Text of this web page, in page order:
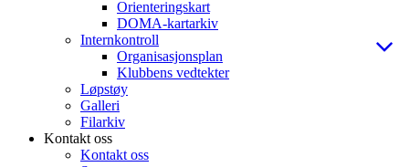
Orienteringskart
DOMA-kartarkiv
Internkontroll
Organisasjonsplan
Klubbens vedtekter
Løpstøy
Galleri
Filarkiv
Kontakt oss
Kontakt oss